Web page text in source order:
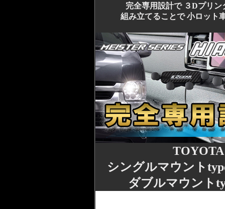
完全専用設計で ３Dプリ
組み立てることで 小ロット
シングルマウント
ダブルマウント